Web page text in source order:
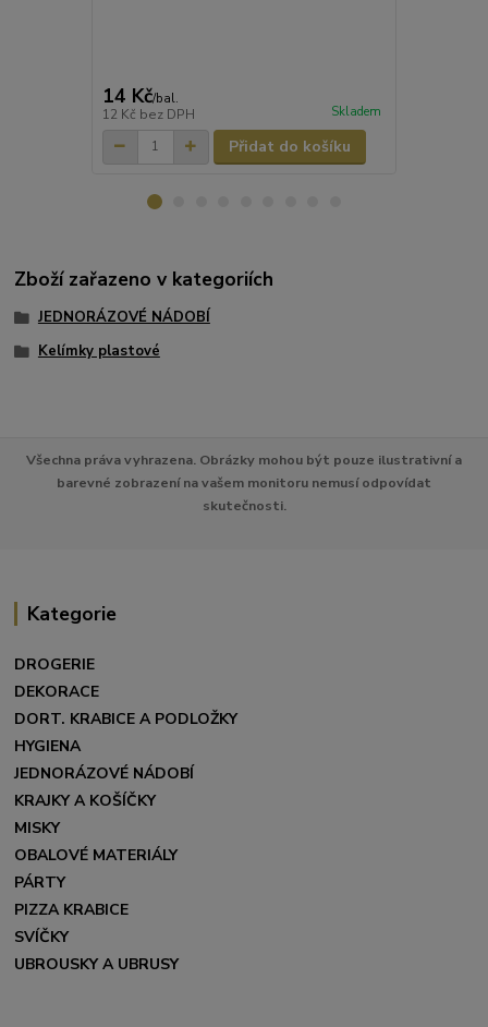
14 Kč/bal.
12 Kč bez DPH Skladem
Přidat do košíku
Zboží zařazeno v kategoriích
JEDNORÁZOVÉ NÁDOBÍ
Kelímky plastové
Všechna práva vyhrazena. Obrázky mohou být pouze ilustrativní a
barevné zobrazení na vašem monitoru nemusí odpovídat
skutečnosti.
Kategorie
DROGERIE
DEKORACE
DORT. KRABICE A PODLOŽKY
HYGIENA
JEDNORÁZOVÉ NÁDOBÍ
KRAJKY A KOŠÍČKY
MISKY
OBALOVÉ MATERIÁLY
PÁRTY
PIZZA KRABICE
SVÍČKY
UBROUSKY A UBRUSY